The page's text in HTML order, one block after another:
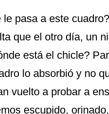
le pasa a este cuadro?
que el otro día, un
está el chicle?
lo absorbió y no
vuelto a probar a
escupido,